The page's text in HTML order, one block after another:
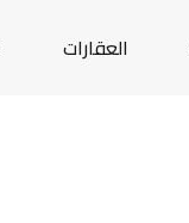
العقارات